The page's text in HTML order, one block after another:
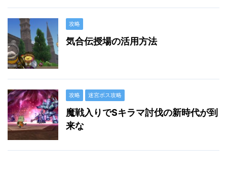
攻略
気合伝授場の活用方法
攻略 迷宮ボス攻略
魔戦入りでSキラマ討伐の新時代が到
来な